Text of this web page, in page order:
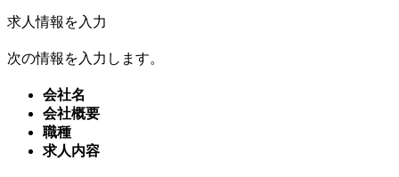
求人情報を入力
次の情報を入力します。
会社名
会社概要
職種
求人内容